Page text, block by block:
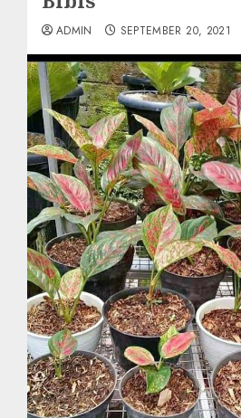
ADMIN SEPTEMBER 20, 2021